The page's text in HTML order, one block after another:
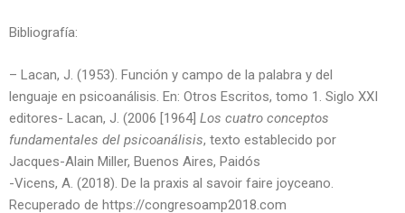
Bibliografía:
– Lacan, J. (1953). Función y campo de la palabra y del
lenguaje en psicoanálisis. En: Otros Escritos, tomo 1. Siglo XXI
editores- Lacan, J. (2006 [1964] Los cuatro conceptos
fundamentales del psicoanálisis, texto establecido por
Jacques-Alain Miller, Buenos Aires, Paidós
-Vicens, A. (2018). De la praxis al savoir faire joyceano.
Recuperado de https://congresoamp2018.com